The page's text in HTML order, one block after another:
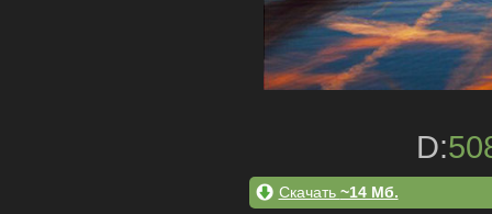
D:
Скачать ~14 Мб.